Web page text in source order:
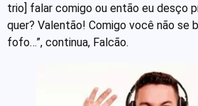
trio] falar comigo ou então eu desço
quer? Valentão! Comigo você não se
fofo…”, continua, Falcão.